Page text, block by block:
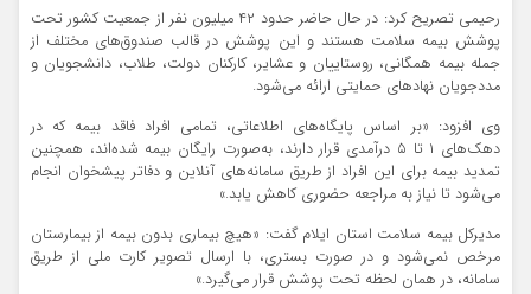
رحیمی تصریح کرد: در حال حاضر حدود ۴۲ میلیون نفر از جمعیت کشور تحت
پوشش بیمه سلامت هستند و این پوشش در قالب صندوق‌های مختلف از
جمله بیمه همگانی، روستاییان و عشایر، کارکنان دولت، طلاب، دانشجویان و
مددجویان نهادهای حمایتی ارائه می‌شود.
وی افزود: «بر اساس پایگاه‌های اطلاعاتی، تمامی افراد فاقد بیمه که در
دهک‌های ۱ تا ۵ درآمدی قرار دارند، به‌صورت رایگان بیمه شده‌اند، همچنین
تمدید بیمه برای این افراد از طریق سامانه‌های آنلاین و دفاتر پیشخوان انجام
می‌شود تا نیاز به مراجعه حضوری کاهش یابد.»
مدیرکل بیمه سلامت استان ایلام گفت: «هیچ بیماری بدون بیمه از بیمارستان
مرخص نمی‌شود و در صورت بستری، با ارسال تصویر کارت ملی از طریق
سامانه، در همان لحظه تحت پوشش قرار می‌گیرد.»